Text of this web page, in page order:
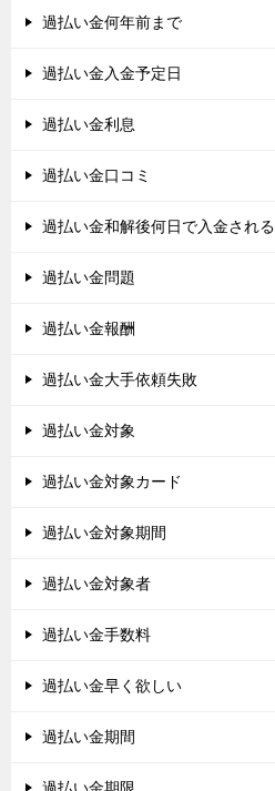
過払い金何年前まで
過払い金入金予定日
過払い金利息
過払い金口コミ
過払い金和解後何日で入金される
過払い金問題
過払い金報酬
過払い金大手依頼失敗
過払い金対象
過払い金対象カード
過払い金対象期間
過払い金対象者
過払い金手数料
過払い金早く欲しい
過払い金期間